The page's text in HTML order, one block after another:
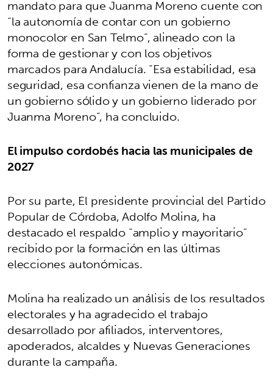
mandato para que Juanma Moreno cuente con
“la autonomía de contar con un gobierno
monocolor en San Telmo”, alineado con la
forma de gestionar y con los objetivos
marcados para Andalucía. “Esa estabilidad, esa
seguridad, esa confianza vienen de la mano de
un gobierno sólido y un gobierno liderado por
Juanma Moreno”, ha concluido.
El impulso cordobés hacia las municipales de
2027
Por su parte, El presidente provincial del Partido
Popular de Córdoba, Adolfo Molina, ha
destacado el respaldo “amplio y mayoritario”
recibido por la formación en las últimas
elecciones autonómicas.
Molina ha realizado un análisis de los resultados
electorales y ha agradecido el trabajo
desarrollado por afiliados, interventores,
apoderados, alcaldes y Nuevas Generaciones
durante la campaña.